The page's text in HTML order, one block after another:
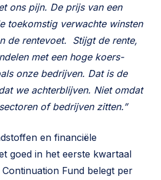
ons pijn. De prijs van een
toekomstig verwachte winsten
de rentevoet. Stijgt de rente,
met een hoge koers-
onze bedrijven. Dat is de
we achterblijven. Niet omdat
of bedrijven zitten.”
en financiële
goed in het eerste kwartaal
Fund belegt per